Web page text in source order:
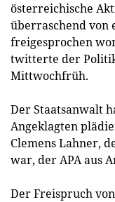
österreichische
überraschend von
freigesprochen
twitterte der
Mittwochfrüh.
Der Staatsanwalt
Angeklagten
Clemens Lahner,
war, der APA aus
Der Freispruch